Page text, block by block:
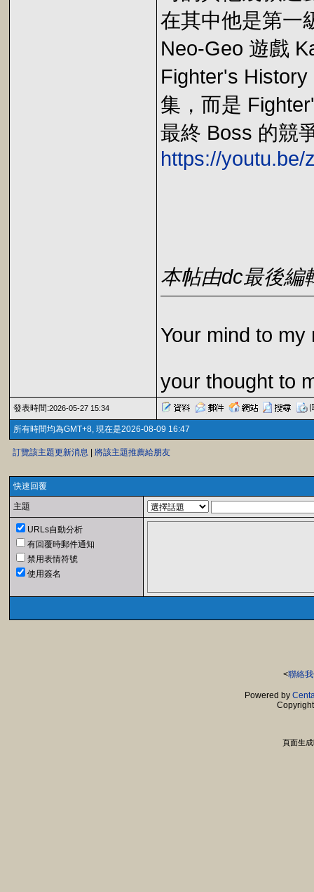
在其中他是第一
Neo-Geo 遊戲
Fighter's
集，而是
最終 Boss 的競
https://youtu.be/
本帖由dc最後編
Your mind to my
your thought to
發表時間:2026-05-27 15:34
所有時間均為GMT+8, 現在是2026-08-09 16:47
訂覽該主題更新消息 將該主題推薦給朋友
快速回覆
主題
URLs自動分析
有回覆時郵件通知
禁用表情符號
使用簽名
<聯絡
Powered by
頁面生